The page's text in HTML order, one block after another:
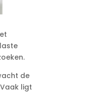
de
ligt